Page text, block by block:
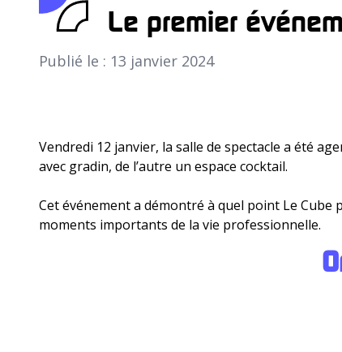
Le premier
Publié le : 13 janvier 2024
Vendredi 12 janvier, la salle de spectacle a été
avec gradin, de l’autre un espace cocktail.
Cet événement a démontré à quel point Le
moments importants de la vie professionnelle.